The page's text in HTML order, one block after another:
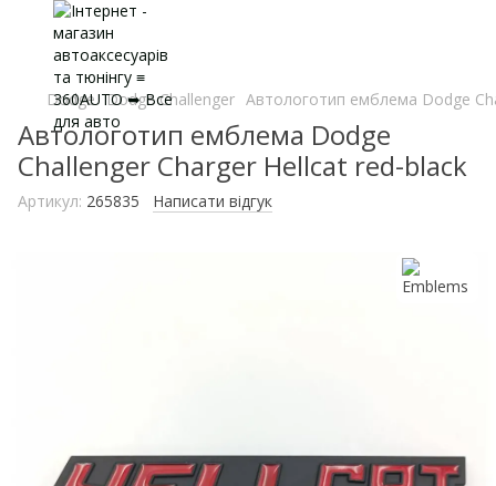
Dodge Dodge Challenger Автологотип емблема Dodge
Автологотип емблема Dodge
Challenger Charger Hellcat red-black
Артикул: 265835 Написати відгук